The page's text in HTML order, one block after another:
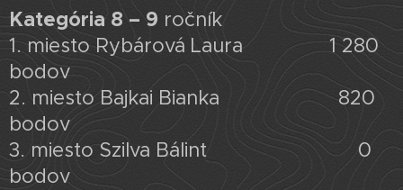
Kategória 8 – 9 ročník
1. miesto Rybárová Laura 1 280
bodov
2. miesto Bajkai Bianka 820
bodov
3. miesto Szilva Bálint 0
bodov